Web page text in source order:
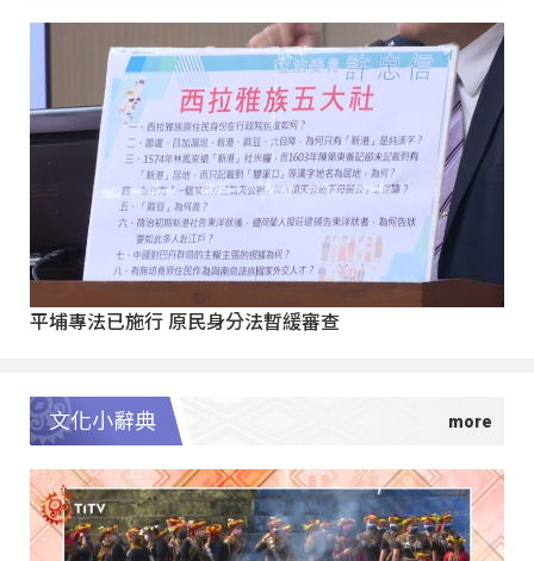
平埔專法已施行 原民身分法暫緩審查
文化小辭典